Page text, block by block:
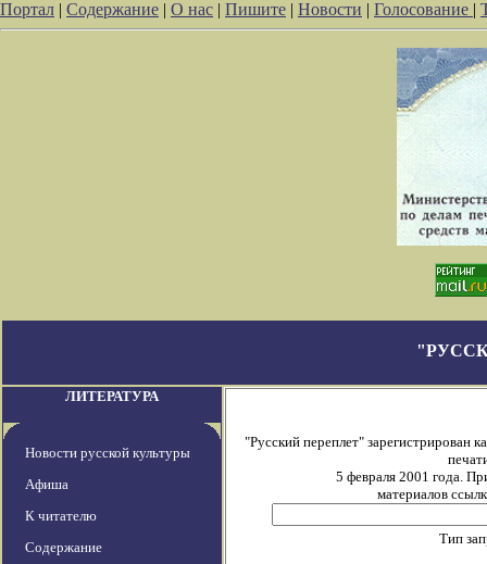
Портал | Содержание | О нас | Пишите | Новости | Голосование |
ЛИТЕРАТУРА
Новости русской культуры
Афиша
К читателю
Содержание
"Русский переплет" зарегистрирован
5 февраля 2001 года.
материалов
Тип